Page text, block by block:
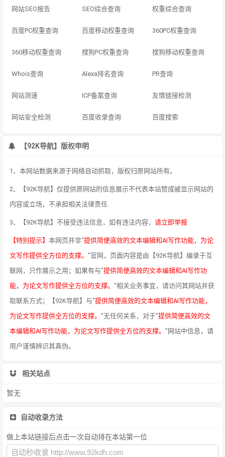
网站SEO报告 SEO综合查询 权重综合查询
百度PC权重查询 百度移动权重查询 360PC权重查询
360移动权重查询 搜狗PC权重查询 搜狗移动权重查询
Whois查询 Alexa排名查询 PR查询
网站测速 ICP备案查询 友情链接检测
网站安全检测 百度收录查询 百度搜索
【92K导航】版权申明
1、本网站数据来源于网络自动抓取，版权归原网站所有。
2、【92K导航】仅提供原网站的信息展示不代表本站赞成被显示网站的
内容或立场，不承担相关法律责任.
3、【92K导航】不接受违法信息，如有违法内容， 请立即举报
【特别提示】 本网页并非"提供简便高效的文本编辑和AI写作功能，为论
文写作提供全方位的支撑。 "官网，页面内容是由【92K导航】编录于互
联网，只作展示之用；如果有与"提供简便高效的文本编辑和AI写作功
能，为论文写作提供全方位的支撑。 "相关业务事宜，请访问其网站并获
取联系方式；【92K导航】与"提供简便高效的文本编辑和AI写作功能，
为论文写作提供全方位的支撑。 "无任何关系，对于"提供简便高效的文
本编辑和AI写作功能，为论文写作提供全方位的支撑。 "网站中信息，请
用户谨慎辨识其真伪。
相关站点
暂无
自动收录方法
做上本站链接后点击一次自动排在本站第一位